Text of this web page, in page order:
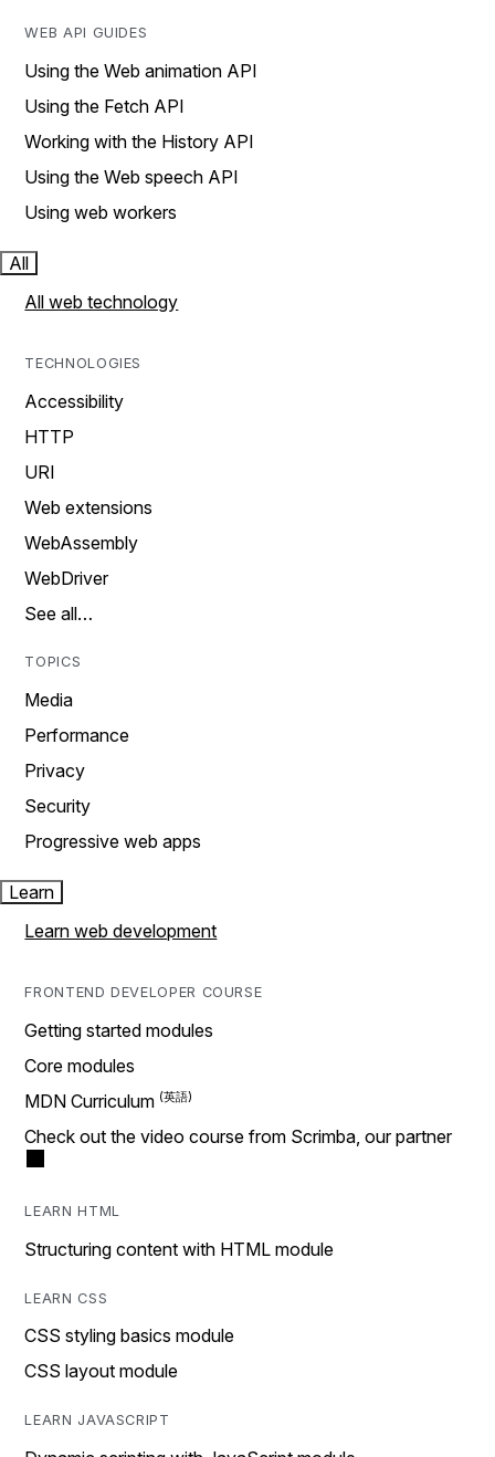
WEB API GUIDES
Using the Web animation API
Using the Fetch API
Working with the History API
Using the Web speech API
Using web workers
All
All web technology
TECHNOLOGIES
Accessibility
HTTP
URI
Web extensions
WebAssembly
WebDriver
See all…
TOPICS
Media
Performance
Privacy
Security
Progressive web apps
Learn
Learn web development
FRONTEND DEVELOPER COURSE
Getting started modules
Core modules
MDN Curriculum
Check out the video course from Scrimba, our partner
LEARN HTML
Structuring content with HTML module
LEARN CSS
CSS styling basics module
CSS layout module
LEARN JAVASCRIPT